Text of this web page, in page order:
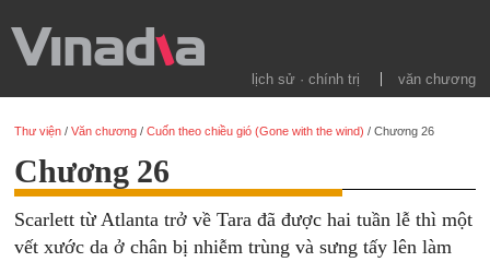
lịch sử · chính trị văn chương
Thư viện /Văn chương /Cuốn theo chiều gió (Gone with the wind) /Chương 26
Chương 26
Scarlett từ Atlanta trở về Tara đã được hai tuần lễ thì một
vết xước da ở chân bị nhiễm trùng và sưng tấy lên làm